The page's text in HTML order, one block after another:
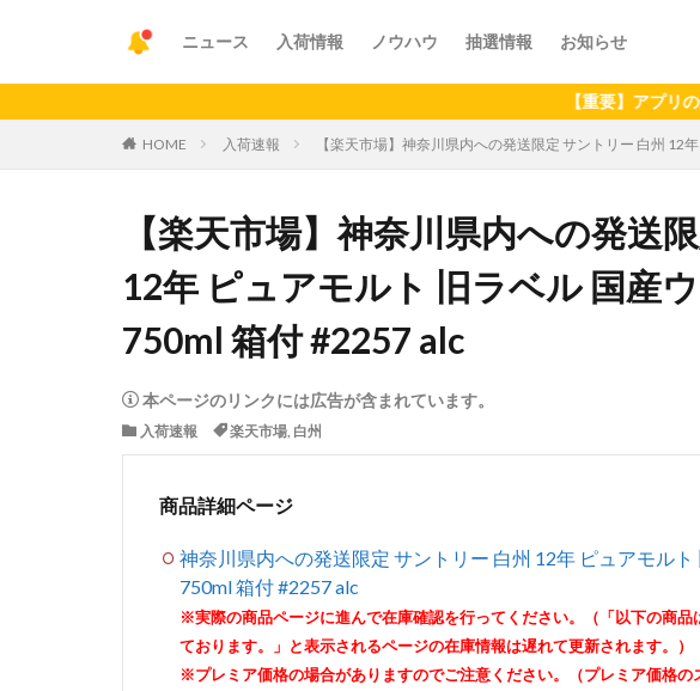
ニュース 入荷情報 ノウハウ 抽選情報 お知らせ
【重要】アプリの最新バ
HOME 入荷速報 【楽天市場】神奈川県内への発送限定 サントリー 白州 12
【楽天市場】神奈川県内への発送
12年 ピュアモルト 旧ラベル 国産
750ml 箱付 #2257 alc
本ページのリンクには広告が含まれています。
入荷速報 楽天市場, 白州
商品詳細ページ
神奈川県内への発送限定 サントリー 白州 12年 ピュアモル
750ml 箱付 #2257 alc
※実際の商品ページに進んで在庫確認を行ってください。（「以下の商
ております。」と表示されるページの在庫情報は遅れて更新されます。）
※プレミア価格の場合がありますのでご注意ください。（プレミア価格